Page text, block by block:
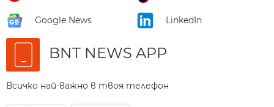
Google News LinkedIn
BNT NEWS APP
Всичко най-важно в твоя телефон